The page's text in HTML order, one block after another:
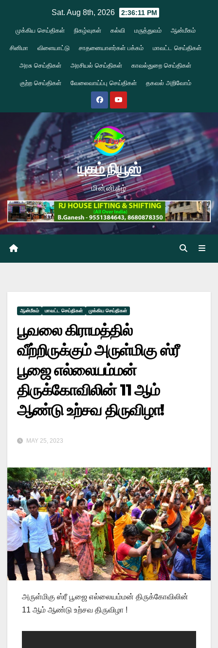
content
Sat. Aug 8th, 2026 2:36:12 PM
முக்கிய செய்திகள் நிகழ்வுகள் கல்வி மருத்துவம் ஆன்மீகம்
சினிமா விளையாட்டு சாதனையாளர்கள் பக்கம் மாவட்ட செய்திகள்
அரசு செய்திகள் அரசியல் செய்திகள் காவல்துறை செய்திகள்
குற்ற செய்திகள் வேலைவாய்ப்பு செய்திகள் தகவல் அறிவோம்
யுகம் நியூஸ்
மின்னிதழ்
ஆன்மீகம் மாவட்ட செய்திகள் முக்கிய செய்திகள்
பூவலை கிராமத்தில்
வீற்றிருக்கும் அருள்மிகு ஸ்ரீ
பூஜை எல்லையம்மன்
திருக்கோவிலின் 11 ஆம்
ஆண்டு உற்சவ திருவிழா!
MAY 25, 2023
அருள்மிகு ஸ்ரீ பூஜை எல்லையம்மன் திருக்கோவிலின்
11 ஆம் ஆண்டு உற்சவ திருவிழா !